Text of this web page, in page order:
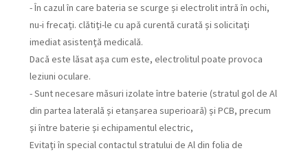
- În cazul în care bateria se scurge și electrolit intră în ochi,
nu-i frecați. clătiți-le cu apă curentă curată și solicitați
imediat asistență medicală.
Dacă este lăsat așa cum este, electrolitul poate provoca
leziuni oculare.
- Sunt necesare măsuri izolate între baterie (stratul gol de Al
din partea laterală și etanșarea superioară) și PCB, precum
și între baterie și echipamentul electric,
Evitați în special contactul stratului de Al din folia de